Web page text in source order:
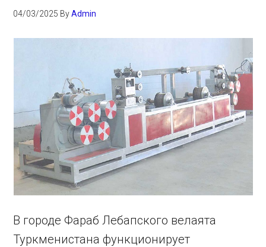
04/03/2025 ByAdmin
В городе Фараб Лебапского велаята
Туркменистана функционирует